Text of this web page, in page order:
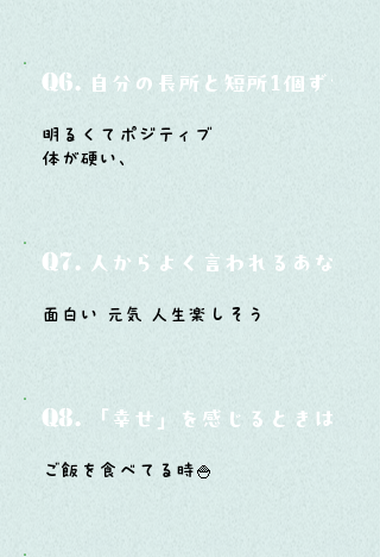
Q6. 自分の長所と短所1個ずつ
明るくてポジティブ
体が硬い、
Q7. 人からよく言われるあなたの
面白い 元気 人生楽しそう
Q8. 「幸せ」を感じるときはどん
ご飯を食べてる時🍚